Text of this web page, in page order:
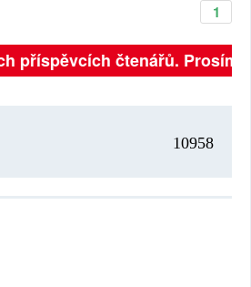
1
čtenářů. Prosíme,
10958